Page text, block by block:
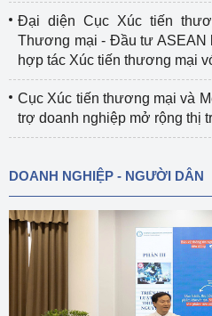
Đại diện Cục Xúc tiến
Thương mại - Đầu tư ASEAN
hợp tác Xúc tiến thương mại
Cục Xúc tiến thương mại và
trợ doanh nghiệp mở rộng thị
DOANH NGHIỆP - NGƯỜI DÂN